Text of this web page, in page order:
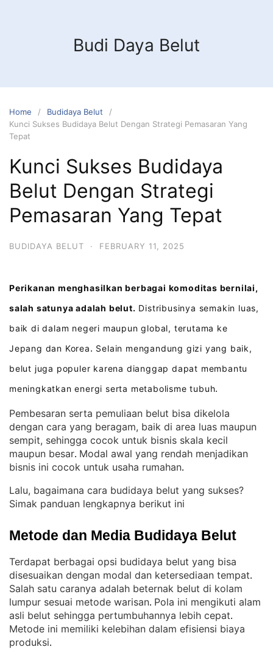
Budi Daya Belut
Home
Budidaya Belut
Kunci Sukses Budidaya Belut Dengan Strategi Pemasaran Yang
Tepat
Kunci Sukses Budidaya
Belut Dengan Strategi
Pemasaran Yang Tepat
BUDIDAYA BELUT · FEBRUARY 11, 2025
Perikanan menghasilkan berbagai komoditas bernilai,
salah satunya adalah belut. Distribusinya semakin luas,
baik di dalam negeri maupun global, terutama ke
Jepang dan Korea. Selain mengandung gizi yang baik,
belut juga populer karena dianggap dapat membantu
meningkatkan energi serta metabolisme tubuh.
Pembesaran serta pemuliaan belut bisa dikelola
dengan cara yang beragam, baik di area luas maupun
sempit, sehingga cocok untuk bisnis skala kecil
maupun besar. Modal awal yang rendah menjadikan
bisnis ini cocok untuk usaha rumahan.
Lalu, bagaimana cara budidaya belut yang sukses?
Simak panduan lengkapnya berikut ini
Metode dan Media Budidaya Belut
Terdapat berbagai opsi budidaya belut yang bisa
disesuaikan dengan modal dan ketersediaan tempat
Salah satu caranya adalah beternak belut di kolam
lumpur sesuai metode warisan. Pola ini mengikuti alam
asli belut sehingga pertumbuhannya lebih cepat
Metode ini memiliki kelebihan dalam efisiensi biaya
produksi.